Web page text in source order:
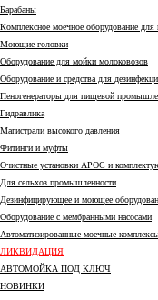
Барабаны
Комплексное моечное оборудование
Моющие головки
Оборудование для мойки молоковозов
Оборудование и средства для
Пеногенераторы для пищевой
Гидравлика
Магистрали высокого давления
Фитинги и муфты
Очистные установки АРОС и
Для сельхоз промышленности
Дезинфицирующее и моющее
Оборудование с мембранными насосами
Автоматизированные моечные
ЛИКВИДАЦИЯ
АВТОМОЙКА ПОД КЛЮЧ
НОВИНКИ